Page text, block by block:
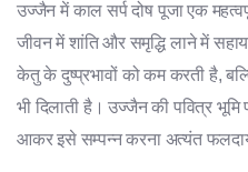
उज्जैन में काल सर्प दोष पूजा एक
जीवन में शांति और समृद्धि लाने में
केतु के दुष्प्रभावों को कम करती है,
भी दिलाती है। उज्जैन की पवित्र
आकर इसे सम्पन्न करना अत्यंत